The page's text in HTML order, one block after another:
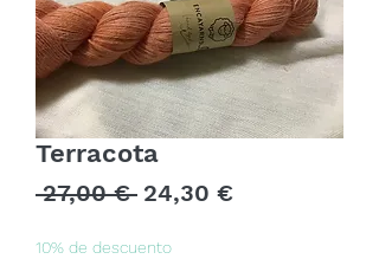
Terracota
27,00 € Precio
24,30 €Precio
10% de descuento